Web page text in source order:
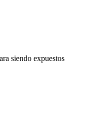
siendo expuestos